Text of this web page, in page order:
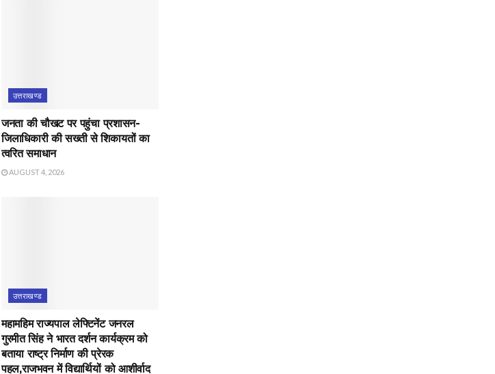
उत्तराखण्ड
जनता की चौखट पर पहुंचा प्रशासन-
जिलाधिकारी की सख्ती से शिकायतों का
त्वरित समाधान
AUGUST 4, 2026
उत्तराखण्ड
महामहिम राज्यपाल लेफ्टिनेंट जनरल
गुरमीत सिंह ने भारत दर्शन कार्यक्रम को
बताया राष्ट्र निर्माण की प्रेरक
पहल,राजभवन में विद्यार्थियों को आशीर्वाद